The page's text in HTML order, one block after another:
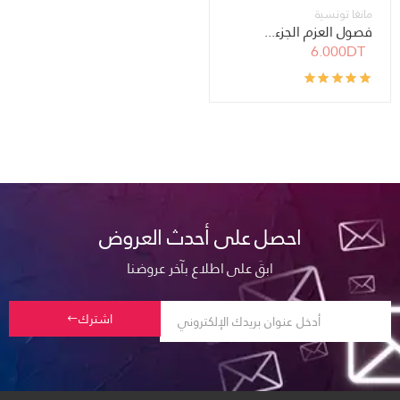
مانغا تونسية
فصول العزم الجزء...
6.000DT
احصل على أحدث العروض
ابقَ على اطلاع بآخر عروضنا
اشترك